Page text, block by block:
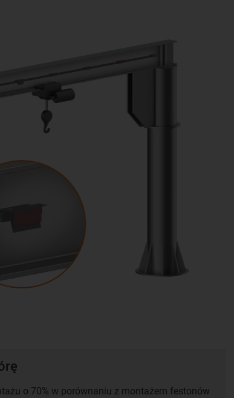
o 70% w porównaniu z montażem festonów